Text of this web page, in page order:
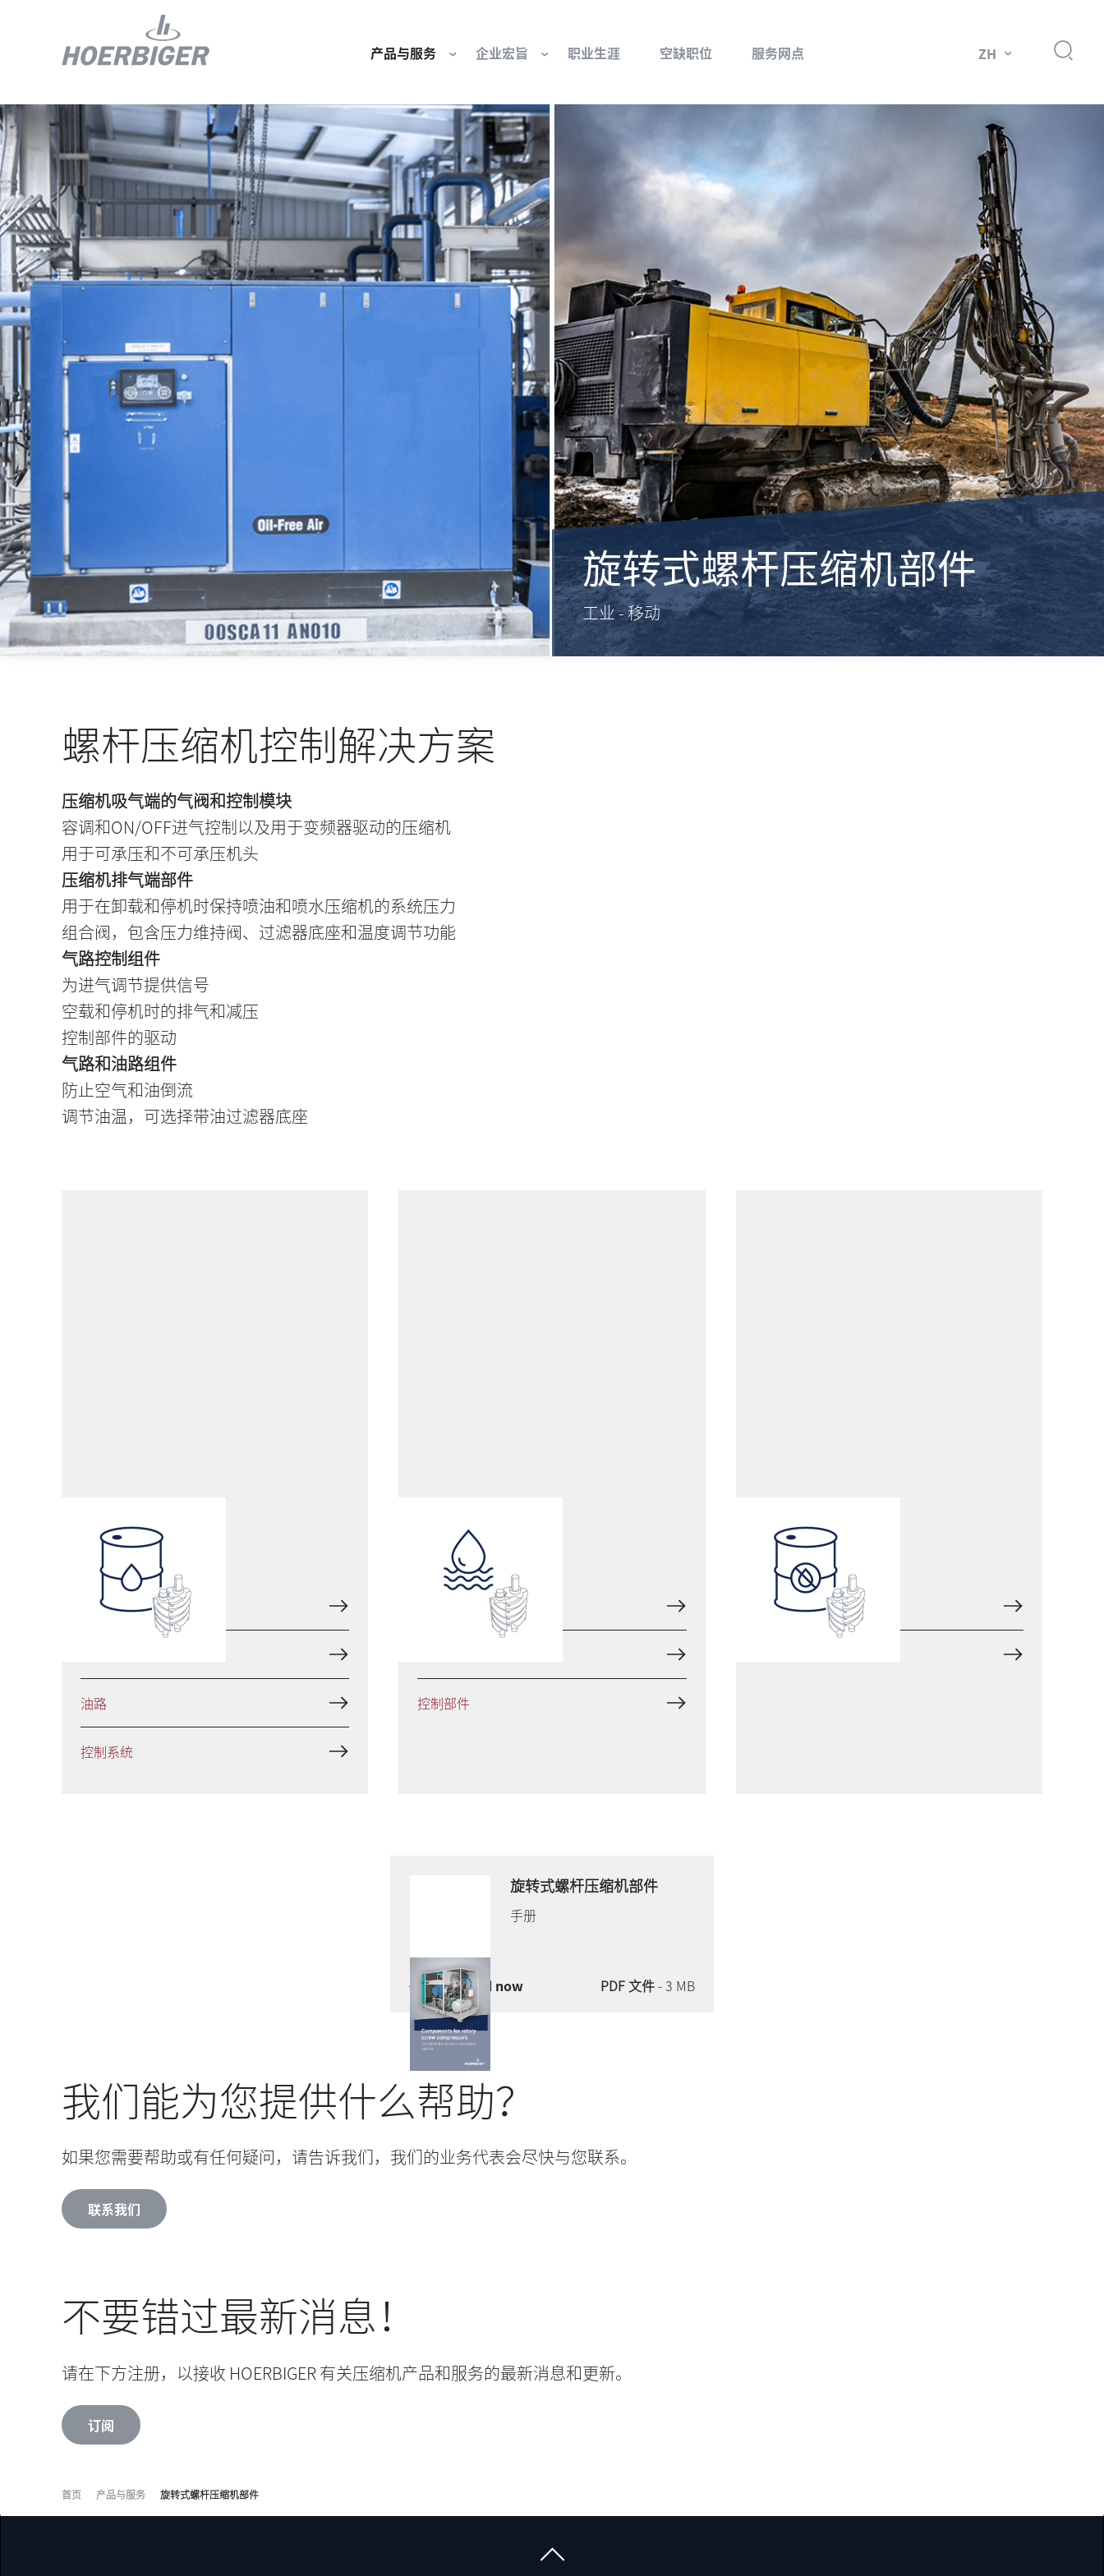
产品与服务
往复式压缩机部件和服务
流体控制
旋转接头
燃气发动机部件
防爆产品和服务
工业空气压缩机部件
行业 - 我们的核心市场
企业宏旨
我们是谁
组织与董事会
文化与价值观
可持续性发展
我们的起源
基金会
职业生涯 空缺职位 服务网点 ZH
旋转式螺杆压缩机部件
工业 - 移动
螺杆压缩机控制解决方案
压缩机吸气端的气阀和控制模块
容调和ON/OFF进气控制以及用于变频器驱动的压缩机
用于可承压和不可承压机头
压缩机排气端部件
用于在卸载和停机时保持喷油和喷水压缩机的系统压力
组合阀，包含压力维持阀、过滤器底座和温度调节功能
气路控制组件
为进气调节提供信号
空载和停机时的排气和减压
控制部件的驱动
气路和油路组件
防止空气和油倒流
调节油温，可选择带油过滤器底座
注油式
进气控制
油路
控制系统
水润滑
控制部件
无油
气路
旋转式螺杆压缩机部件
手册
Download now PDF 文件- 3 MB
我们能为您提供什么帮助？
如果您需要帮助或有任何疑问，请告诉我们，我们的业务代表会尽快与您联系。
联系我们
不要错过最新消息！
请在下方注册，以接收 HOERBIGER 有关压缩机产品和服务的最新消息和更新。
订阅
首页 产品与服务 旋转式螺杆压缩机部件